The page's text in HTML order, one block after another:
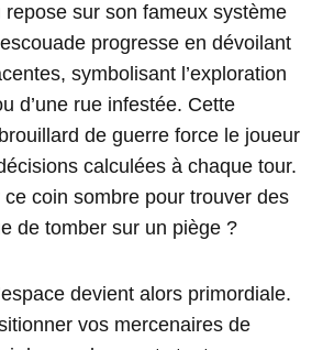
sur son fameux système
progresse en dévoilant
symbolisant l’exploration
d’une rue infestée. Cette
de guerre force le joueur
calculées à chaque tour.
coin sombre pour trouver des
de tomber sur un piège ?
devient alors primordiale.
vos mercenaires de